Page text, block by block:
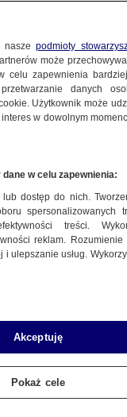
mają
naszepodmioty
może
celu zapewnienia
danych
Użytkownik może
w dowolnym
w celu zapewnienia:
dostęp do nich.
spersonalizowanych
treści.
reklam.
i ulepszanie usług.
Akceptuję
Pokaż cele